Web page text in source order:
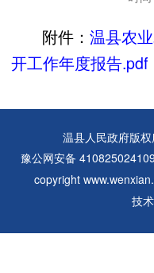
附件：温县农
开工作年度报告.pdf
温县人民政府版
豫公网安备
copyright
技